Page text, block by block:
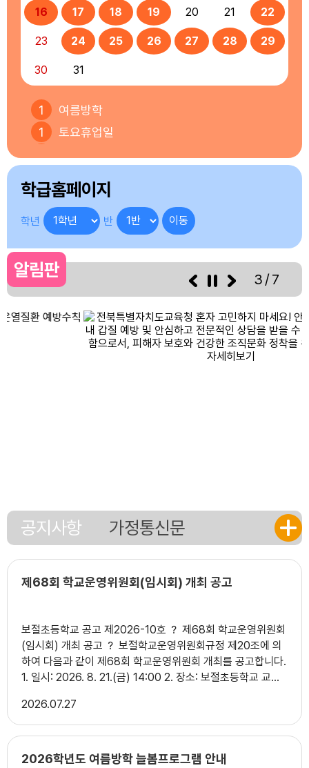
16 17 18 19 20 21 22
23 24 25 26 27 28 29
30 31
1
여름방학
1
토요휴업일
4
여름방학
5
여름방학
7
여름방학
8
여름방학
8
토요휴업일
여름방학
15
광복절
16
여름방학
여름방학
18
여름방학
19
여름개학식
22
토요휴업일
24
수상안전교육(3,4학년)
24
다모임
수상안전교육(3,4학년)
학급홈페이지
학년 반
알림판 3/7
공지사항 가정통신문
제68회 학교운영위원회(임시회) 개최 공고
보절초등학교 공고 제2026-10호 ？ 제68회 학교운영위원회
(임시회) 개최 공고 ？ 보절학교운영위원회규정 제20조에 의
하여 다음과 같이 제68회 학교운영위원회 개최를 공고합니다.
1. 일시: 2026. 8. 21.(금) 14:00 2. 장소: 보절초등학교 교장
생생활규정 개정 심의(안) 학교장 ？ 2 2026학년도 6학년 1
일형 테마식 현장체험학습 추진 계획 심의(안) 학교장 ？ 3
2026학년도 늘봄학교 운영계획 수정(안) 학교장 ？ 4 2026
학년도 학교회계 제2회 추가경정예산(안) 학교장 ？ 4. 참고사
2026 07.27
2026학년도 여름방학 늘봄프로그램 안내